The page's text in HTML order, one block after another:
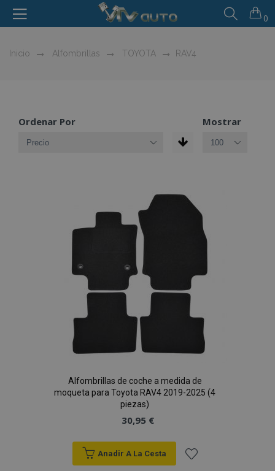
0
Inicio Alfombrillas TOYOTA RAV4
Ordenar Por Mostrar
Alfombrillas de coche a medida de
moqueta para Toyota RAV4 2019-2025 (4
piezas)
30,95 €
Anadir A La Cesta